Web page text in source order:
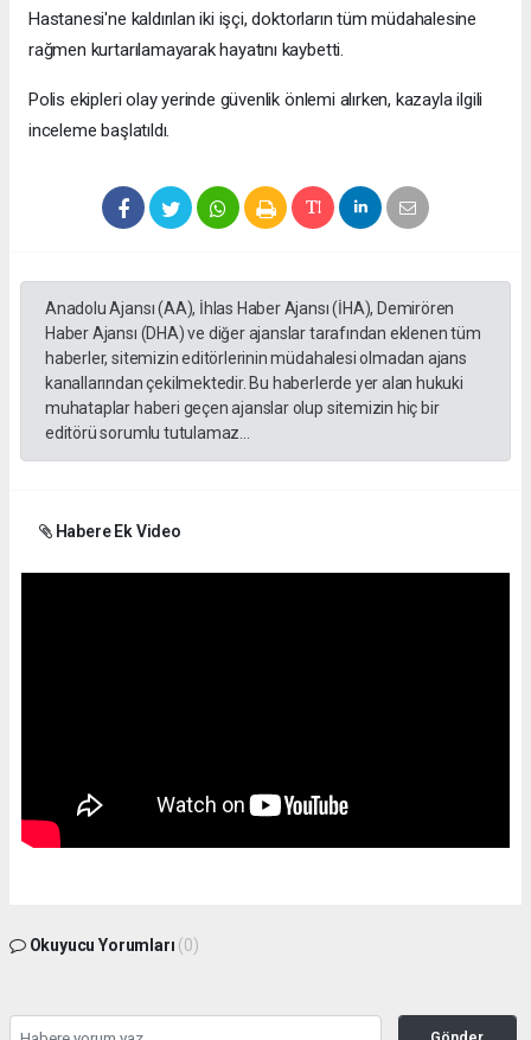
Hastanesi'ne kaldırılan iki işçi, doktorların tüm müdahalesine
rağmen kurtarılamayarak hayatını kaybetti.
Polis ekipleri olay yerinde güvenlik önlemi alırken, kazayla ilgili
inceleme başlatıldı.
Anadolu Ajansı (AA), İhlas Haber Ajansı (İHA), Demirören
Haber Ajansı (DHA) ve diğer ajanslar tarafından eklenen tüm
haberler, sitemizin editörlerinin müdahalesi olmadan ajans
kanallarından çekilmektedir. Bu haberlerde yer alan hukuki
muhataplar haberi geçen ajanslar olup sitemizin hiç bir
editörü sorumlu tutulamaz...
Habere Ek Video
Okuyucu Yorumları (0)